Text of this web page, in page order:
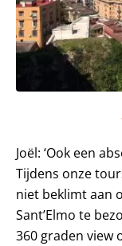
Joël: ‘Ook een
Tijdens onze
niet beklimt aan
Sant’Elmo te
360 graden view